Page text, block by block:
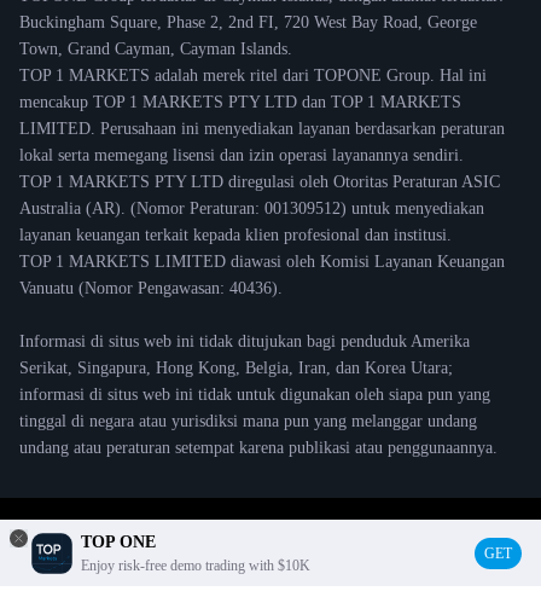
Buckingham Square, Phase 2, 2nd FI, 720 West Bay Road, George
Town, Grand Cayman, Cayman Islands.
TOP 1 MARKETS adalah merek ritel dari TOPONE Group. Hal ini
mencakup TOP 1 MARKETS PTY LTD dan TOP 1 MARKETS
LIMITED. Perusahaan ini menyediakan layanan berdasarkan peraturan
lokal serta memegang lisensi dan izin operasi layanannya sendiri.
TOP 1 MARKETS PTY LTD diregulasi oleh Otoritas Peraturan ASIC
Australia (AR). (Nomor Peraturan: 001309512) untuk menyediakan
layanan keuangan terkait kepada klien profesional dan institusi.
TOP 1 MARKETS LIMITED diawasi oleh Komisi Layanan Keuangan
Vanuatu (Nomor Pengawasan: 40436).
Informasi di situs web ini tidak ditujukan bagi penduduk Amerika
Serikat, Singapura, Hong Kong, Belgia, Iran, dan Korea Utara;
informasi di situs web ini tidak untuk digunakan oleh siapa pun yang
tinggal di negara atau yurisdiksi mana pun yang melanggar undang
undang atau peraturan setempat karena publikasi atau penggunaannya.
TOP ONE
Enjoy risk-free demo trading with $10K
GET